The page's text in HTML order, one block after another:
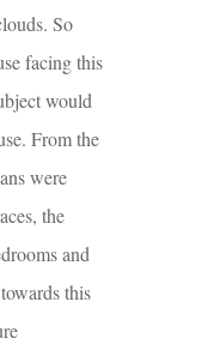
So
facing this
would
From the
were
the
and
this